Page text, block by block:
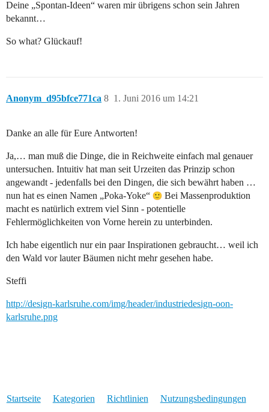
Deine „Spontan-Ideen“ waren mir übrigens schon sein Jahren
bekannt…
So what? Glückauf!
Anonym_d95bfce771ca 1. Juni 2016 um 14:21
8
Danke an alle für Eure Antworten!
Ja,… man muß die Dinge, die in Reichweite einfach mal genauer
untersuchen. Intuitiv hat man seit Urzeiten das Prinzip schon
angewandt - jedenfalls bei den Dingen, die sich bewährt haben …
nun hat es einen Namen „Poka-Yoke“
Bei Massenproduktion
macht es natürlich extrem viel Sinn - potentielle
Fehlermöglichkeiten von Vorne herein zu unterbinden.
Ich habe eigentlich nur ein paar Inspirationen gebraucht… weil ich
den Wald vor lauter Bäumen nicht mehr gesehen habe.
Steffi
http://design-karlsruhe.com/img/header/industriedesign-oon-
karlsruhe.png
Startseite Kategorien Richtlinien Nutzungsbedingungen